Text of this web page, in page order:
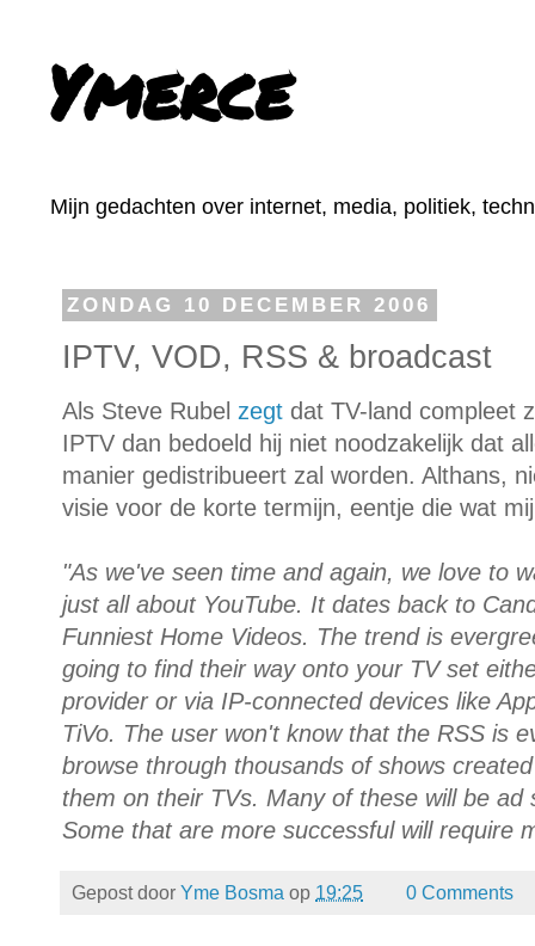
Ymerce
Mijn gedachten over internet, media, politiek,
ZONDAG 10 DECEMBER 2006
IPTV, VOD, RSS & broadcast
Als Steve Rubel zegt dat TV-land compleet
IPTV dan bedoeld hij niet noodzakelijk dat
manier gedistribueert zal worden. Althans,
visie voor de korte termijn, eentje die wat
"As we've seen time and again, we love to
just all about YouTube. It dates back to
Funniest Home Videos. The trend is
going to find their way onto your TV set
provider or via IP-connected devices like
TiVo. The user won't know that the RSS is
browse through thousands of shows
them on their TVs. Many of these will be
Some that are more successful will require
Gepost door Yme Bosma op 19:25 0 Comments